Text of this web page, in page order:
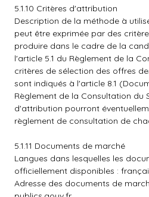
5.1.10 Critères d'attribution
Description de la méthode à
peut être exprimée par des
produire dans le cadre de la
l'article 5.1 du Règlement de la
critères de sélection des offres
sont indiqués à l'article 8.1
Règlement de la Consultation du
d'attribution pourront
règlement de consultation de
5.1.11 Documents de marché
Langues dans lesquelles les
officiellement disponibles :
Adresse des documents de